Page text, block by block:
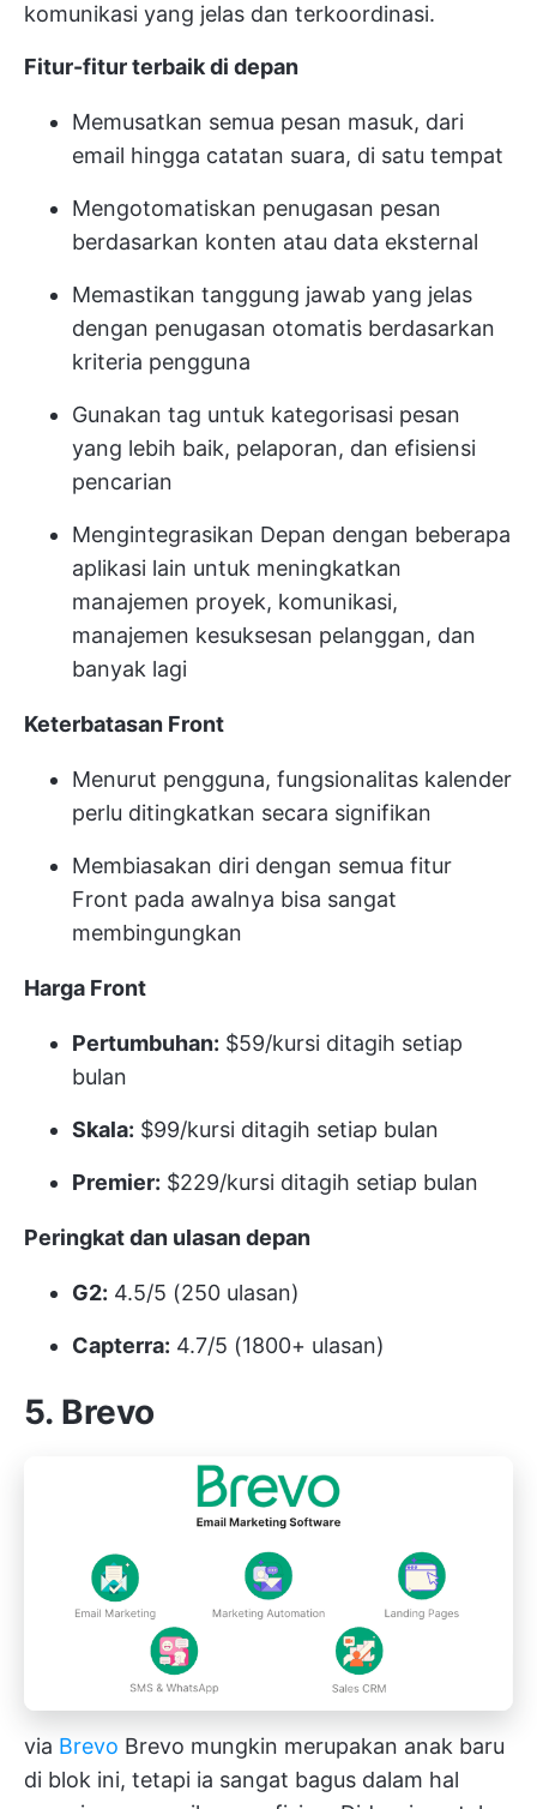
komunikasi yang jelas dan terkoordinasi.
Fitur-fitur terbaik di depan
Memusatkan semua pesan masuk, dari
email hingga catatan suara, di satu tempat
Mengotomatiskan penugasan pesan
berdasarkan konten atau data eksternal
Memastikan tanggung jawab yang jelas
dengan penugasan otomatis berdasarkan
kriteria pengguna
Gunakan tag untuk kategorisasi pesan
yang lebih baik, pelaporan, dan efisiensi
pencarian
Mengintegrasikan Depan dengan beberapa
aplikasi lain untuk meningkatkan
manajemen proyek, komunikasi,
manajemen kesuksesan pelanggan, dan
banyak lagi
Keterbatasan Front
Menurut pengguna, fungsionalitas kalender
perlu ditingkatkan secara signifikan
Membiasakan diri dengan semua fitur
Front pada awalnya bisa sangat
membingungkan
Harga Front
Pertumbuhan: $59/kursi ditagih setiap
bulan
Skala: $99/kursi ditagih setiap bulan
Premier: $229/kursi ditagih setiap bulan
Peringkat dan ulasan depan
G2: 4.5/5 (250 ulasan)
Capterra: 4.7/5 (1800+ ulasan)
5. Brevo
via Brevo Brevo mungkin merupakan anak baru
di blok ini, tetapi ia sangat bagus dalam hal